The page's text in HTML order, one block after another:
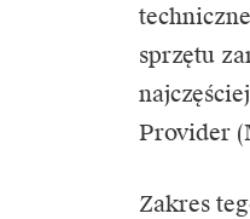
sprzętu
Provider
Zakres